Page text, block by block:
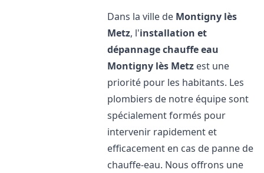
Dans la ville de Montigny lès
Metz, l'installation et
dépannage chauffe eau
Montigny lès Metz est une
priorité pour les habitants. Les
plombiers de notre équipe sont
spécialement formés pour
intervenir rapidement et
efficacement en cas de panne de
chauffe-eau. Nous offrons une